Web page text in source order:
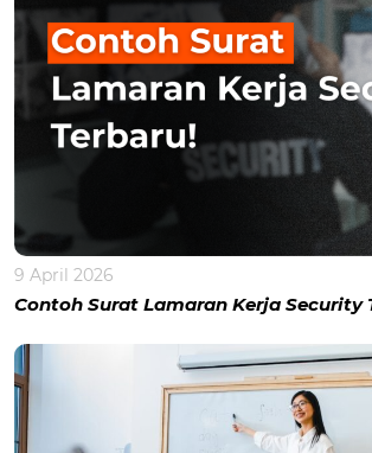
9 April 2026
Contoh Surat Lamaran Kerja Security